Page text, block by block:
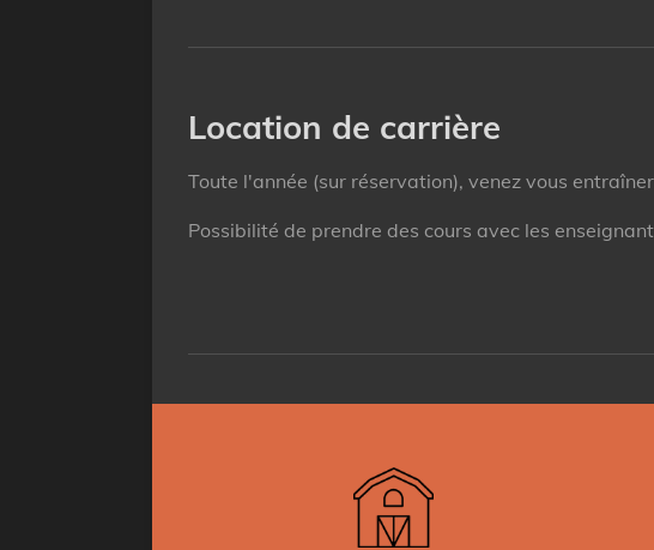
Location de carrière
Toute l'année (sur réservation), venez vous
Possibilité de prendre des cours avec les